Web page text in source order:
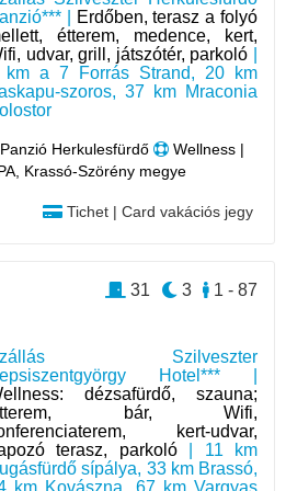
|
Erdőben, terasz a folyó
étterem, medence, kert,
udvar, grill, játszótér, parkoló
km a 7 Forrás Strand, 20 km
szoros, 37 km Mraconia
Panzió Herkulesfürdő
Wellness |
Krassó-Szörény megye
Tichet | Card vakációs jegy
Szilveszter
Hotel*** |
dézsafürdő, szauna;
bár, Wifi,
kert-udvar,
terasz, parkoló| 11 km
sípálya, 33 km Brassó,
km Kovászna, 67 km Vargyas
1 - 87
3
31